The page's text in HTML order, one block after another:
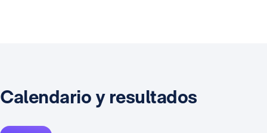
Calendario y resultados